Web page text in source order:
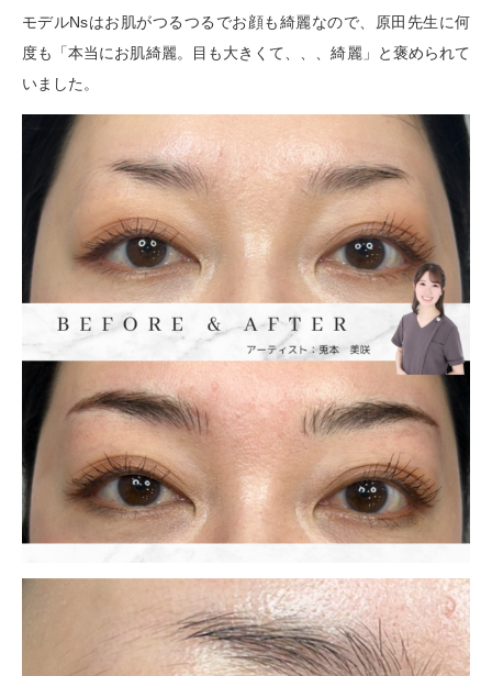
モデルNsはお肌がつるつるでお顔も綺麗なので、原田先生に何
度も「本当にお肌綺麗。目も大きくて、、、綺麗」と褒められて
いました。